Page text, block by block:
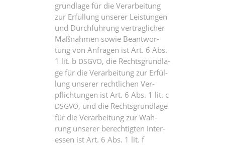
grund­la­ge für die Ver­ar­bei­tung
zur Erfül­lung unse­rer Leis­tun­gen
und Durch­füh­rung ver­trag­li­cher
Maß­nah­men sowie Beant­wor­
tung von Anfra­gen ist Art. 6 Abs.
1 lit. b DSGVO, die Rechts­grund­la­
ge für die Ver­ar­bei­tung zur Erfül­
lung unse­rer recht­li­chen Ver­
pflich­tun­gen ist Art. 6 Abs. 1 lit. c
DSGVO, und die Rechts­grund­la­ge
für die Ver­ar­bei­tung zur Wah­
rung unse­rer berech­tig­ten Inter­
es­sen ist Art. 6 Abs. 1 lit. f